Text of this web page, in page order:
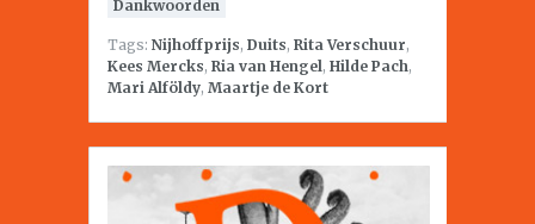
Dankwoorden
Tags: Nijhoffprijs, Duits, Rita Verschuur,
Kees Mercks, Ria van Hengel, Hilde Pach,
Mari Alföldy, Maartje de Kort